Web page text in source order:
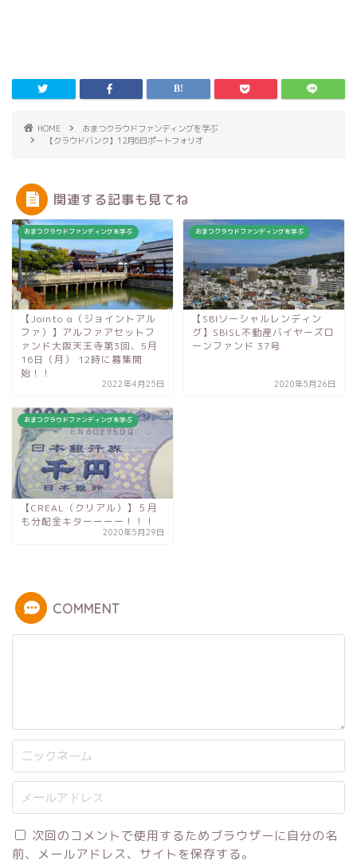
HOME
おまつクラウドファンディングを学ぶ
【クラウドバンク】12月6日ポートフォリオ
関連する記事も見てね
おまつクラウドファンディングを学ぶ
【Jointo α（ジョイントアル
ファ）】アルファアセットフ
ァンド大阪天王寺第3回、5月
16日（月） 12時に募集開
始！！
2022年4月25日
おまつクラウドファンディングを学ぶ
【SBIソーシャルレンディン
グ】SBISL不動産バイヤーズロ
ーンファンド 37号
2020年5月26日
おまつクラウドファンディングを学ぶ
【CREAL（クリアル）】５月
も分配金キターーーー！！！
2020年5月29日
COMMENT
次回のコメントで使用するためブラウザーに自分の名
前、メールアドレス、サイトを保存する。